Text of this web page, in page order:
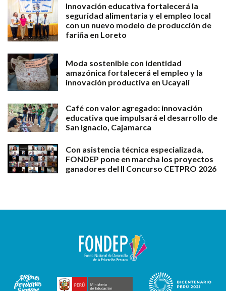
Innovación educativa fortalecerá la
seguridad alimentaria y el empleo local
con un nuevo modelo de producción de
fariña en Loreto
Moda sostenible con identidad
amazónica fortalecerá el empleo y la
innovación productiva en Ucayali
Café con valor agregado: innovación
educativa que impulsará el desarrollo de
San Ignacio, Cajamarca
Con asistencia técnica especializada,
FONDEP pone en marcha los proyectos
ganadores del II Concurso CETPRO 2026